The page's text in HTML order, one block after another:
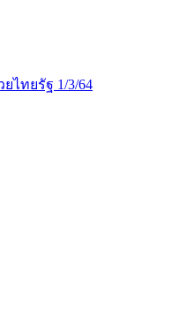
ยไทยรัฐ 1/3/64